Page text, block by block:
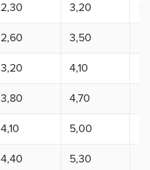
2,30 3,20
2,60 3,50
3,20 4,10
3,80 4,70
4,10 5,00
4,40 5,30